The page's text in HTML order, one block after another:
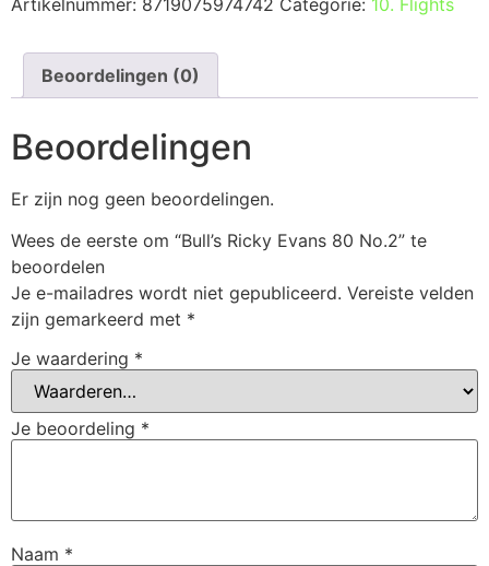
Beoordelingen (0)
Beoordelingen
Er zijn nog geen beoordelingen.
Wees de eerste om “Bull’s Ricky Evans 80 No.2” te
beoordelen
Je e-mailadres wordt niet gepubliceerd. Vereiste velden
zijn gemarkeerd met *
Je waardering *
Je beoordeling *
Naam *